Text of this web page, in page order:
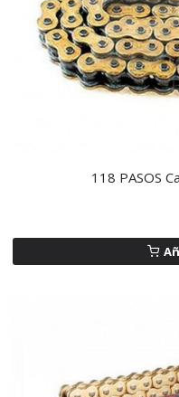
118 PASOS